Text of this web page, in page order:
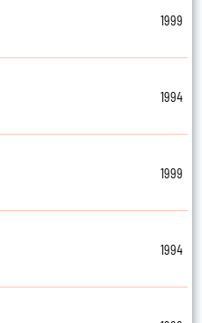
1999
1994
1999
1994